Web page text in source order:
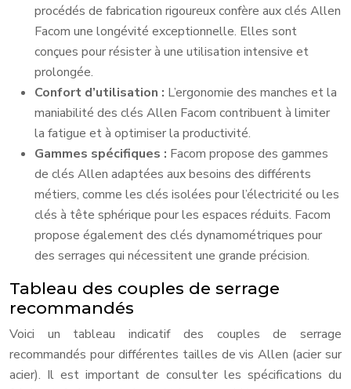
procédés de fabrication rigoureux confère aux clés Allen
Facom une longévité exceptionnelle. Elles sont
conçues pour résister à une utilisation intensive et
prolongée.
Confort d’utilisation : L’ergonomie des manches et la
maniabilité des clés Allen Facom contribuent à limiter
la fatigue et à optimiser la productivité.
Gammes spécifiques : Facom propose des gammes
de clés Allen adaptées aux besoins des différents
métiers, comme les clés isolées pour l’électricité ou les
clés à tête sphérique pour les espaces réduits. Facom
propose également des clés dynamométriques pour
des serrages qui nécessitent une grande précision.
Tableau des couples de serrage
recommandés
Voici un tableau indicatif des couples de serrage
recommandés pour différentes tailles de vis Allen (acier sur
acier). Il est important de consulter les spécifications du